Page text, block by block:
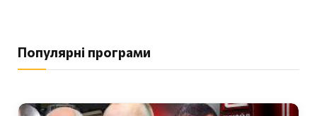
Популярні програми